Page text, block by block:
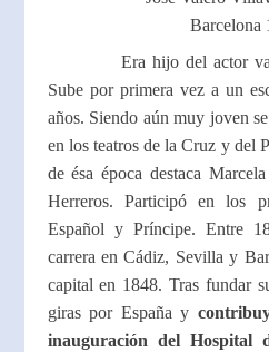
Barcelona
Era hijo del actor
Sube por primera vez a un
años. Siendo aún muy joven
en los teatros de la Cruz y del
de ésa época destaca
Herreros. Participó en los
Español y Príncipe. Entre
carrera en Cádiz, Sevilla y
capital en 1848. Tras fundar
giras por España y
inauguración del Hospital